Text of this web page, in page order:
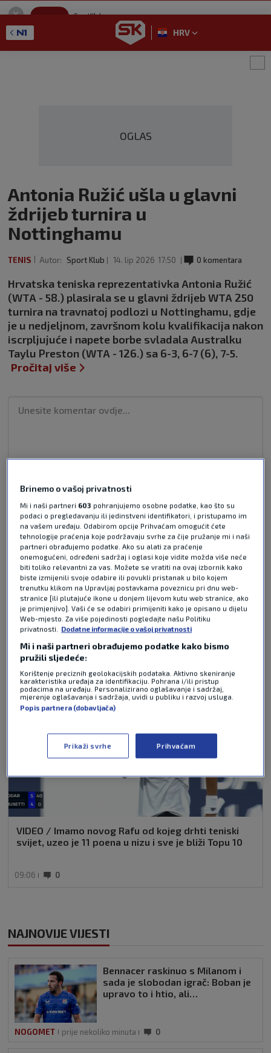
SportKlub
GET - On the Google Play
HRV
OGLAS
Antonia Ružić ušla u glavni
ždrijeb turnira u
Nottinghamu
TENIS Autor: Sport Klub 14. lip 2026 17:50 0 komentara
Hrvatska teniska reprezentativka Antonia Ružić
(WTA - 58.) plasirala se u glavni ždrijeb WTA 250
turnira na travnatoj podlozi u Nottinghamu, gdje
je u nedjeljnom, završnom kolu kvalifikacija nakon
iscrpljujuće i napete borbe svladala Australku
Taylu Preston (WTA - 126.) sa 6-3, 6-7 (6), 7-5.
Pročitaj više
Pošalji
NAJČITANIJE VIJESTI - TENIS
VIDEO / Imamo novog Rafu od kojeg drhti teniski
svijet, uzeo je 11 poena u nizu i sve je bliži Topu 10
09:06 0
NAJNOVIJE VIJESTI
Bennacer raskinuo s Milanom i
sada je slobodan igrač: Boban je
upravo to i htio, ali…
NOGOMET prije nekoliko minuta 0
Brinemo o vašoj privatnosti
Mi i naši partneri 603 pohranjujemo osobne podatke, kao što su
podaci o pregledavanju ili jedinstveni identifikatori, i pristupamo im
na vašem uređaju. Odabirom opcije Prihvaćam omogućit ćete
tehnologije praćenja koje podržavaju svrhe za čije pružanje mi i naši
partneri obrađujemo podatke. Ako su alati za praćenje
onemogućeni, određeni sadržaj i oglasi koje vidite možda više neće
biti toliko relevantni za vas. Možete se vratiti na ovaj izbornik kako
biste izmijenili svoje odabire ili povukli pristanak u bilo kojem
trenutku klikom na Upravljaj postavkama poveznicu pri dnu web-
stranice [ili plutajuće ikone u donjem lijevom kutu web stranice, ako
je primjenjivo]. Vaši će se odabiri primijeniti kako je opisano u dijelu
Web-mjesto. Za više pojedinosti pogledajte našu Politiku
privatnosti. Dodatne informacije o vašoj privatnosti
Mi i naši partneri obrađujemo podatke kako bismo
pružili sljedeće:
Korištenje preciznih geolokacijskih podataka. Aktivno skeniranje
karakteristika uređaja za identifikaciju. Pohrana i/ili pristup
podacima na uređaju. Personalizirano oglašavanje i sadržaj,
mjerenje oglašavanja i sadržaja, uvidi u publiku i razvoj usluga.
Popis partnera (dobavljača)
Prikaži svrhe Prihvaćam